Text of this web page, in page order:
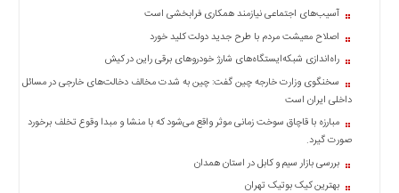
آسیب‌های اجتماعی نیازمند همکاری فرابخشی است
اصلاح معیشت مردم با طرح جدید دولت کلید خورد
راه‌اندازی شبکه‌ایستگاه‌های شارژ خودروهای برقی راین در کیش
سخنگوی وزارت خارجه چین گفت: چین به شدت مخالف دخالت‌های خارجی در مسائل
داخلی ایران است
مبارزه با قاچاق سوخت زمانی موثر واقع می‌شود که با منشا و مبدا وقوع تخلف برخورد
صورت گیرد.
بررسی بازار سیم و کابل در استان همدان
بهترین کیک بوتیک تهران